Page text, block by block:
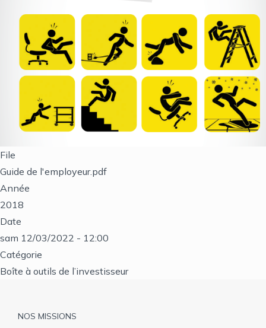
File
Guide de l'employeur.pdf
Année
2018
Date
sam 12/03/2022 - 12:00
Catégorie
Boîte à outils de l’investisseur
Pied
NOS MISSIONS